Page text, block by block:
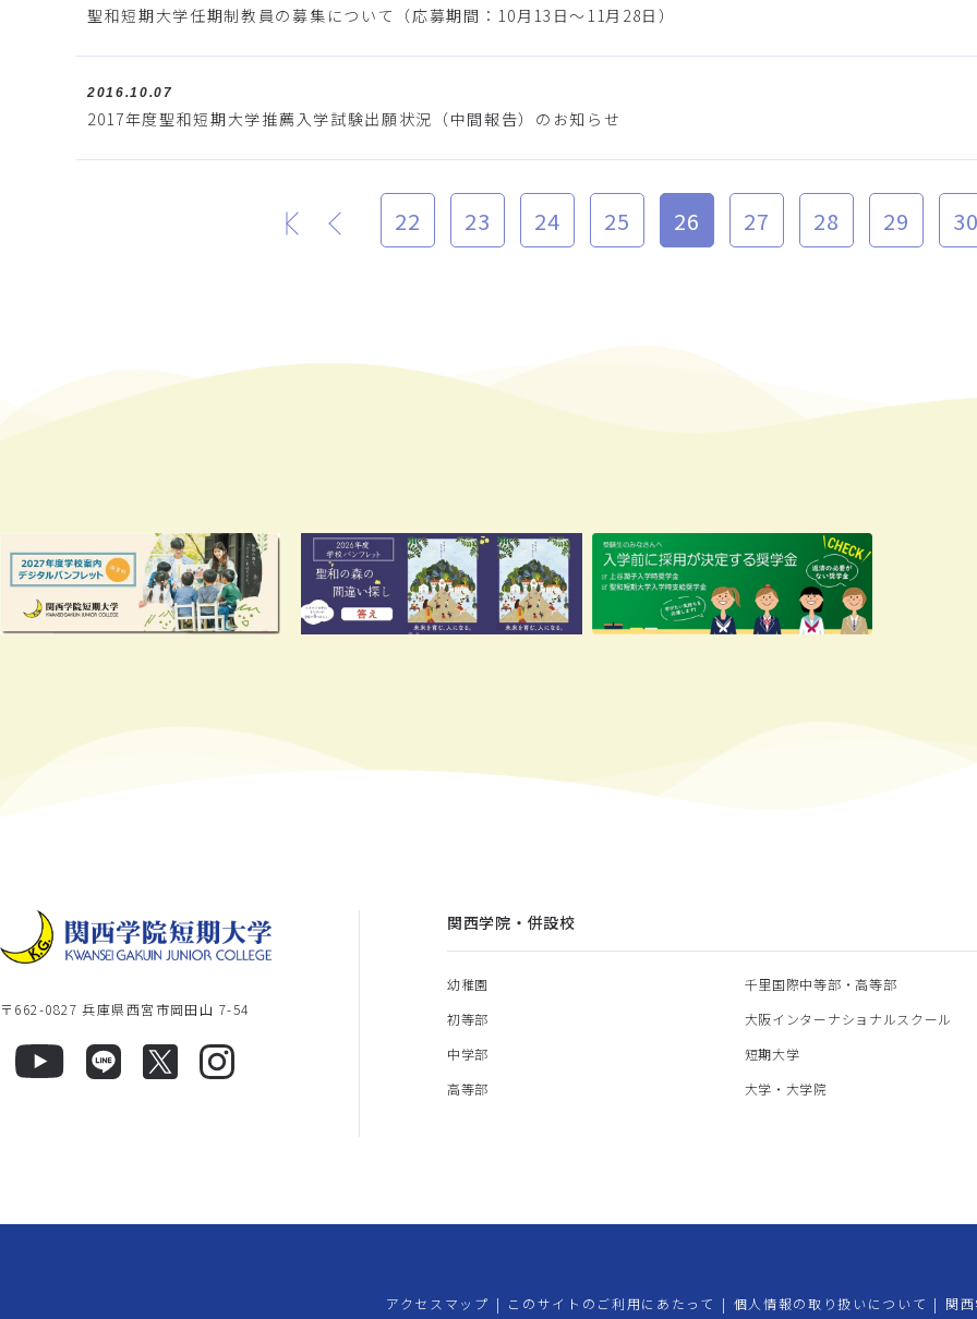
聖和短期大学任期制教員の募集について（応募期間：10月13日～11月28日）
2016.10.07
2017年度聖和短期大学推薦入学試験出願状況（中間報告）のお知らせ
最初 22 23 24 25 26 27 28 29 30
〒662-0827 兵庫県西宮市岡田山 7-54
関西学院・併設校
幼稚園
初等部
中学部
高等部
千里国際中等部・高等部
大阪インターナショナルスクール
短期大学
大学・大学院
アクセスマップ | このサイトのご利用にあたって | 個人情報の取り扱いについて | 関